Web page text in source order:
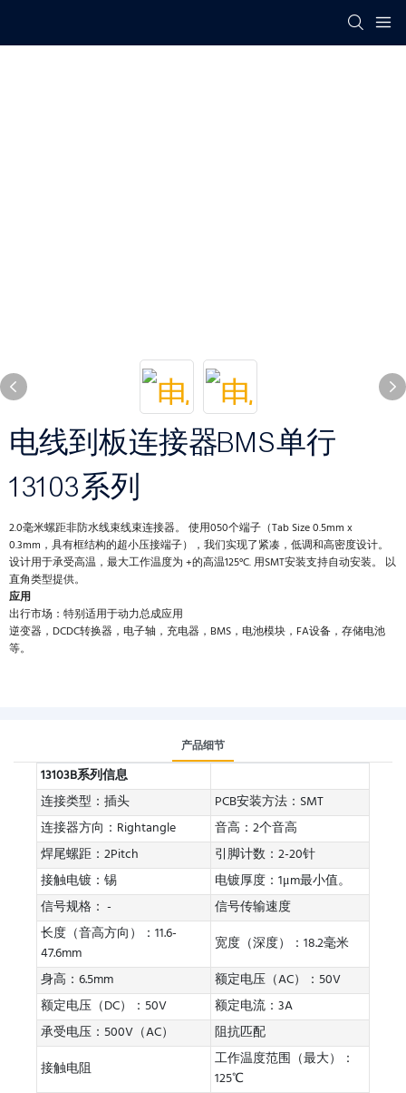
电线到板连接器BMS单行
13103系列
2.0毫米螺距非防水线束线束连接器。 使用050个端子（Tab Size 0.5mm x
0.3mm，具有框结构的超小压接端子），我们实现了紧凑，低调和高密度设计。
设计用于承受高温，最大工作温度为 +的高温125°C. 用SMT安装支持自动安装。 以
直角类型提供。
应用
出行市场：特别适用于动力总成应用
逆变器，DCDC转换器，电子轴，充电器，BMS，电池模块，FA设备，存储电池
等。
产品细节
13103B系列信息
连接类型：插头
PCB安装方法：SMT
连接器方向：Rightangle
音高：2个音高
焊尾螺距：2Pitch
引脚计数：2-20针
接触电镀：锡
电镀厚度：1μm最小值。
信号规格： -
信号传输速度
长度（音高方向）：11.6-
47.6mm
宽度（深度）：18.2毫米
身高：6.5mm
额定电压（AC）：50V
额定电压（DC）：50V
额定电流：3A
承受电压：500V（AC）
阻抗匹配
接触电阻
工作温度范围（最大）：
125℃